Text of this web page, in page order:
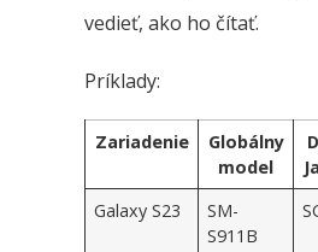
vedieť, ako ho čítať.
Príklady:
Zariadenie
Globálny
model
Galaxy S23
SM-
S911B